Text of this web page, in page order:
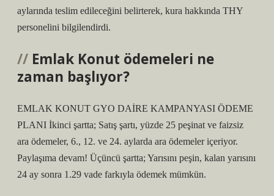
aylarında teslim edileceğini belirterek, kura hakkında THY
personelini bilgilendirdi.
Emlak Konut ödemeleri ne
zaman başlıyor?
EMLAK KONUT GYO DAİRE KAMPANYASI ÖDEME
PLANI İkinci şartta; Satış şartı, yüzde 25 peşinat ve faizsiz
ara ödemeler, 6., 12. ve 24. aylarda ara ödemeler içeriyor.
Paylaşıma devam! Üçüncü şartta; Yarısını peşin, kalan yarısını
24 ay sonra 1.29 vade farkıyla ödemek mümkün.